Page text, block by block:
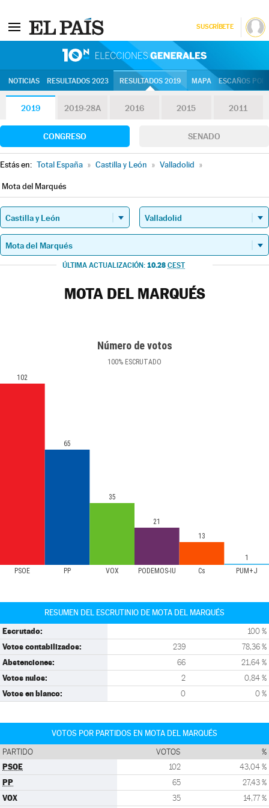
SUSCRÍBETE
NOTICIAS RESULTADOS 2023 RESULTADOS 2019 MAPA ESCAÑOS
2019 2019-28A 2016 2015 2011
CONGRESO SENADO
Estás en: Total España » Castilla y León » Valladolid »
Mota del Marqués
ÚLTIMA ACTUALIZACIÓN: 10.28 CEST
MOTA DEL MARQUÉS
Número de votos
100% ESCRUTADO
PSOE PP VOX PODEMOS-IU Cs PUM+J
102
65
35
21
13
1
RESUMEN DEL ESCRUTINIO DE MOTA DEL MARQUÉS
Escrutado: 100 %
Votos contabilizados: 239 78,36 %
Abstenciones: 66 21,64 %
Votos nulos: 2 0,84 %
Votos en blanco: 0 0 %
VOTOS POR PARTIDOS EN MOTA DEL MARQUÉS
PARTIDO VOTOS %
PSOE 102 43,04 %
PP 65 27,43 %
VOX 35 14,77 %